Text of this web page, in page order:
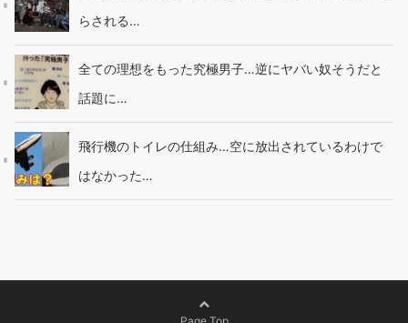
らされる…
全ての理想をもった究極男子…逆にヤバい奴そうだと
話題に…
飛行機のトイレの仕組み…空に放出されているわけで
はなかった…